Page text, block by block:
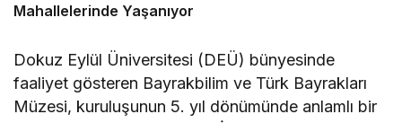
Mahallelerinde Yaşanıyor
Dokuz Eylül Üniversitesi (DEÜ) bünyesinde
faaliyet gösteren Bayrakbilim ve Türk Bayrakları
Müzesi, kuruluşunun 5. yıl dönümünde anlamlı bir